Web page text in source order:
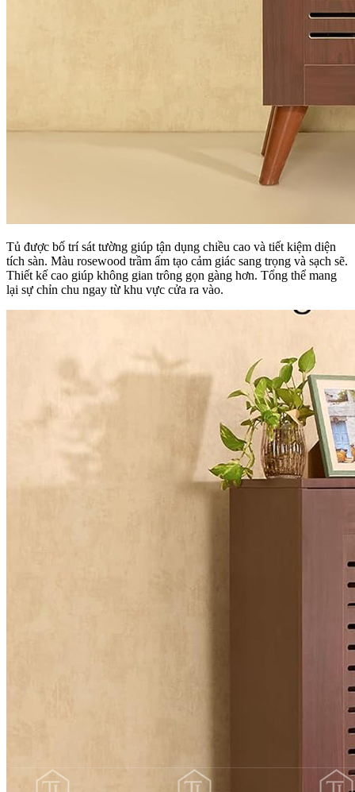
Tủ được bố trí sát tường giúp tận dụng chiều cao và tiết kiệm diện
tích sàn. Màu rosewood trầm ấm tạo cảm giác sang trọng và sạch sẽ.
Thiết kế cao giúp không gian trông gọn gàng hơn. Tổng thể mang
lại sự chỉn chu ngay từ khu vực cửa ra vào.